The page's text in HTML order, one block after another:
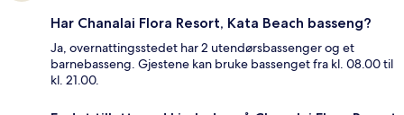
Har Chanalai Flora Resort, Kata Beach basseng?
Ja, overnattingsstedet har 2 utendørsbassenger og et
barnebasseng. Gjestene kan bruke bassenget fra kl. 08.00 til
kl. 21.00.